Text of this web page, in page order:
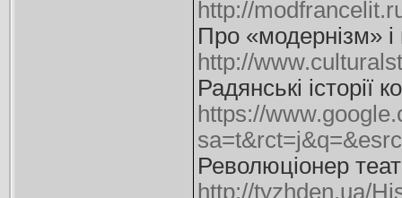
http://
Про «модернізм»
http://
Радянські
https://
Революціонер
http://tyzhden.ua/